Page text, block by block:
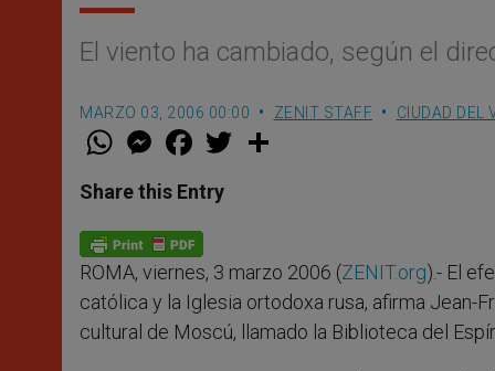
El viento ha cambiado, según el
MARZO 03, 2006 00:00 ZENIT STAFF CIUDAD DEL
W
t
s
p
p
M
e
s
e
g
e
r
F
a
e
b
o
k
w
Share this Entry
ROMA, viernes, 3 marzo 2006 (ZENIT.org).- El
católica y la Iglesia ortodoxa rusa, afirma
cultural de Moscú, llamado la Biblioteca del